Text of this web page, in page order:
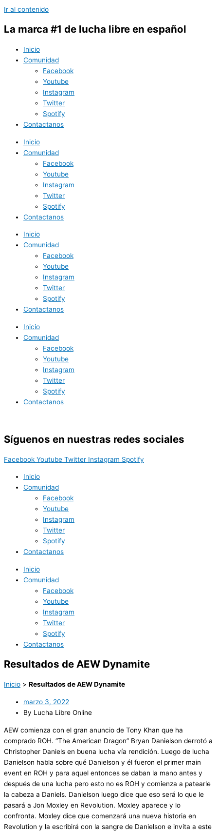
Ir al contenido
La marca #1 de lucha libre en español
Inicio
Comunidad
Facebook
Youtube
Instagram
Twitter
Spotify
Contactanos
Inicio
Comunidad
Facebook
Youtube
Instagram
Twitter
Spotify
Contactanos
Inicio
Comunidad
Facebook
Youtube
Instagram
Twitter
Spotify
Contactanos
Inicio
Comunidad
Facebook
Youtube
Instagram
Twitter
Spotify
Contactanos
Síguenos en nuestras redes sociales
Facebook Youtube Twitter Instagram Spotify
Inicio
Comunidad
Facebook
Youtube
Instagram
Twitter
Spotify
Contactanos
Inicio
Comunidad
Facebook
Youtube
Instagram
Twitter
Spotify
Contactanos
Resultados de AEW Dynamite
Inicio > Resultados de AEW Dynamite
marzo 3, 2022
By Lucha Libre Online
AEW comienza con el gran anuncio de Tony Khan que ha
comprado ROH. “The American Dragon” Bryan Danielson derrotó a
Christopher Daniels en buena lucha vía rendición. Luego de lucha
Danielson habla sobre qué Danielson y él fueron el primer main
event en ROH y para aquel entonces se daban la mano antes y
después de una lucha pero esto no es ROH y comienza a patearle
la cabeza a Daniels. Danielson luego dice que eso será lo que le
pasará a Jon Moxley en Revolution. Moxley aparece y lo
confronta. Moxley dice que comenzará una nueva historia en
Revolution y la escribirá con la sangre de Danielson e invita a este